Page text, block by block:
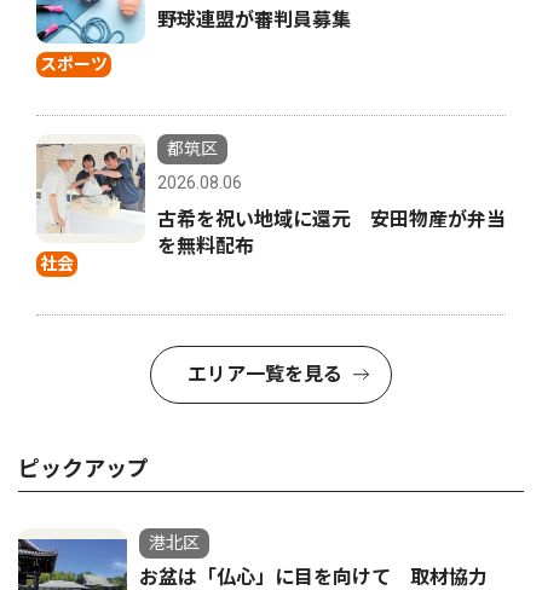
スポーツ
野球連盟が審判員募集
社会
都筑区
2026.08.06
古希を祝い地域に還元 安田物産が弁当
を無料配布
エリア一覧を見る
ピックアップ
港北区
お盆は「仏心」に目を向けて 取材協力